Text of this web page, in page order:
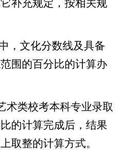
补充规定，按相关规
，文化分数线及具备
围的百分比的计算办
术类校考本科专业录取
的计算完成后，结果
取整的计算方式。